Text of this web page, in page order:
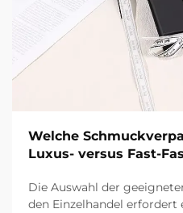
Welche
Luxus- versus Fast-
Die Auswahl der
den Einzelhandel erfordert